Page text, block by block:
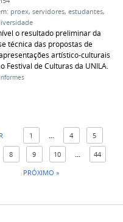
proex, servidores, estudantes,
o resultado preliminar da
técnica das propostas de
artístico-culturais
Festival de Culturas da UNILA.
Informes
1 4 5
8 9 10
44
PRÓXIMO »